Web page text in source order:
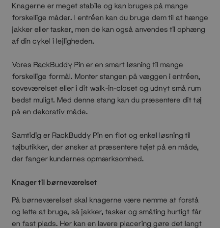
Knagerne er meget stabile og kan bruges på mange
forskellige måder. I entréen kan du bruge dem til at hænge
jakker eller tasker, men de kan også anvendes til ophæng
af din cykel i lejligheden.
Vores RackBuddy Pin er en smart løsning til mange
forskellige formål. Monter stangen på væggen i entréen,
soveværelset eller i dit walk-in-closet og udnyt små rum
bedst muligt. Med denne stang kan du præsentere dit tøj
på en dekorativ måde.
Samtidig er RackBuddy Pin en flot og enkel løsning til
tøjbutikker, der ønsker at præsentere tøjet på en måde,
der fanger kundernes opmærksomhed.
Knager til børneværelset
På børneværelset skal knagerne være nemme at forstå
og lette at bruge, så jakker, tasker og småting hurtigt får
en fast plads. Her kan en lavere placering gøre det langt